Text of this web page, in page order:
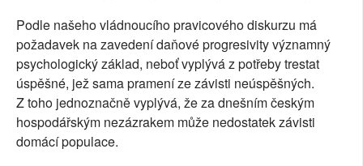
Podle našeho vládnoucího pravicového diskurzu má
požadavek na zavedení daňové progresivity významný
psychologický základ, neboť vyplývá z potřeby trestat
úspěšné, jež sama pramení ze závisti neúspěšných.
Z toho jednoznačně vyplývá, že za dnešním českým
hospodářským nezázrakem může nedostatek závisti
domácí populace.